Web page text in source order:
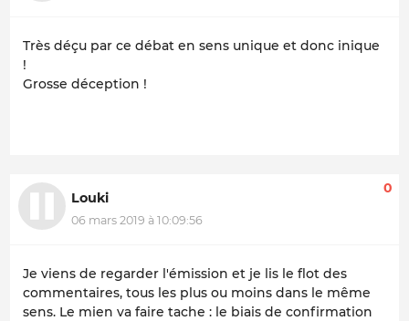
Très déçu par ce débat en sens unique et donc inique
!
Grosse déception !
Louki
06 mars 2019 à 10:09:56
0
Je viens de regarder l'émission et je lis le flot des
commentaires, tous les plus ou moins dans le même
sens. Le mien va faire tache : le biais de confirmation